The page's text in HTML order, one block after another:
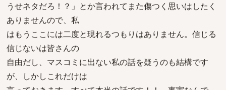
うせネタだろ！？」とか言われてまた傷つく思いはしたく
ありませんので、私
はもうここには二度と現れるつもりはありません。信じる
信じないは皆さんの
自由だし、マスコミに出ない私の話を疑うのも結構です
が、しかしこれだけは